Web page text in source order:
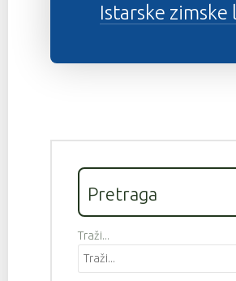
Istarske zimske
Pretraga
Traži...